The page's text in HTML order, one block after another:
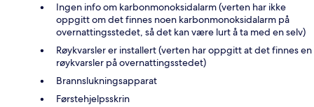
Ingen info om karbonmonoksidalarm (verten har ikke
oppgitt om det finnes noen karbonmonoksidalarm på
overnattingsstedet, så det kan være lurt å ta med en selv)
Røykvarsler er installert (verten har oppgitt at det finnes en
røykvarsler på overnattingsstedet)
Brannslukningsapparat
Førstehjelpsskrin